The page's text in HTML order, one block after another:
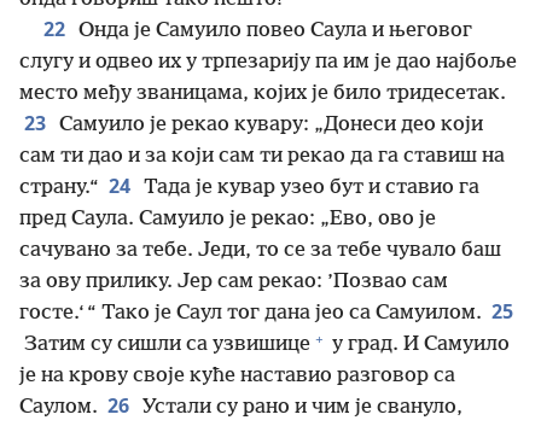
22 Онда је Самуило повео Саула и његовог
слугу и одвео их у трпезарију па им је дао најбоље
место међу званицама, којих је било тридесетак.
23 Самуило је рекао кувару: „Донеси део који
сам ти дао и за који сам ти рекао да га ставиш на
страну.“ 24 Тада је кувар узео бут и ставио га
пред Саула. Самуило је рекао: „Ево, ово је
сачувано за тебе. Једи, то се за тебе чувало баш
за ову прилику. Јер сам рекао: ’Позвао сам
госте.‘ “ Тако је Саул тог дана јео са Самуилом. 25
Затим су сишли са узвишице + у град. И Самуило
је на крову своје куће наставио разговор са
Саулом. 26
Устали су рано и чим је свануло,